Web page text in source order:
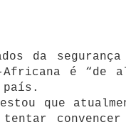
da segurança
Africana é “de
país.
que
convencer